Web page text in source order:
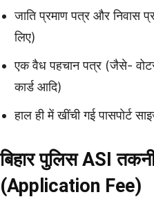
जाति प्रमाण पत्र और निवास
लिए)
एक वैध पहचान पत्र (जैसे-
कार्ड आदि)
हाल ही में खींची गई पासपोर्ट
बिहार पुलिस ASI
(Application Fee)